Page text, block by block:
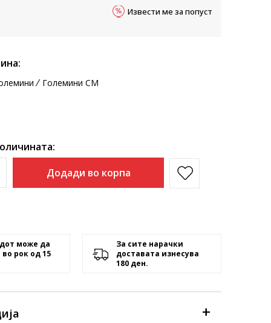
Извести ме за попуст
Големини CM
Додади во корпа
може да
во рок од 15
За сите нарачки
доставата изнесува
180 ден.